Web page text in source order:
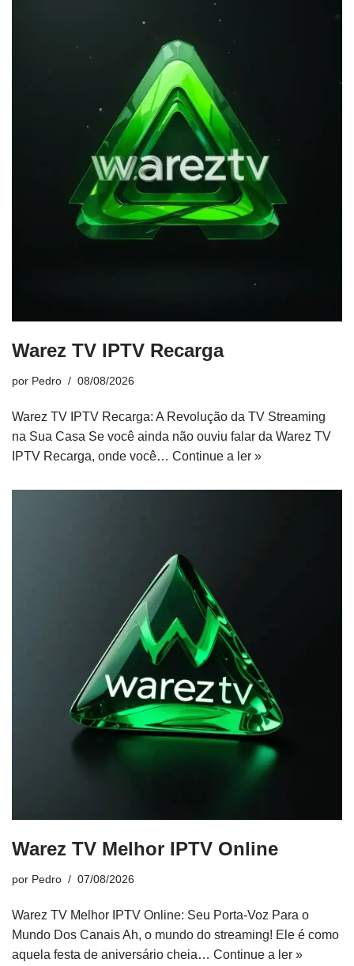
Warez TV IPTV Recarga
por Pedro 08/08/2026
Warez TV IPTV Recarga: A Revolução da TV Streaming
na Sua Casa Se você ainda não ouviu falar da Warez TV
IPTV Recarga, onde você… Continue a ler »
Warez TV Melhor IPTV Online
por Pedro 07/08/2026
Warez TV Melhor IPTV Online: Seu Porta-Voz Para o
Mundo Dos Canais Ah, o mundo do streaming! Ele é como
aquela festa de aniversário cheia… Continue a ler »